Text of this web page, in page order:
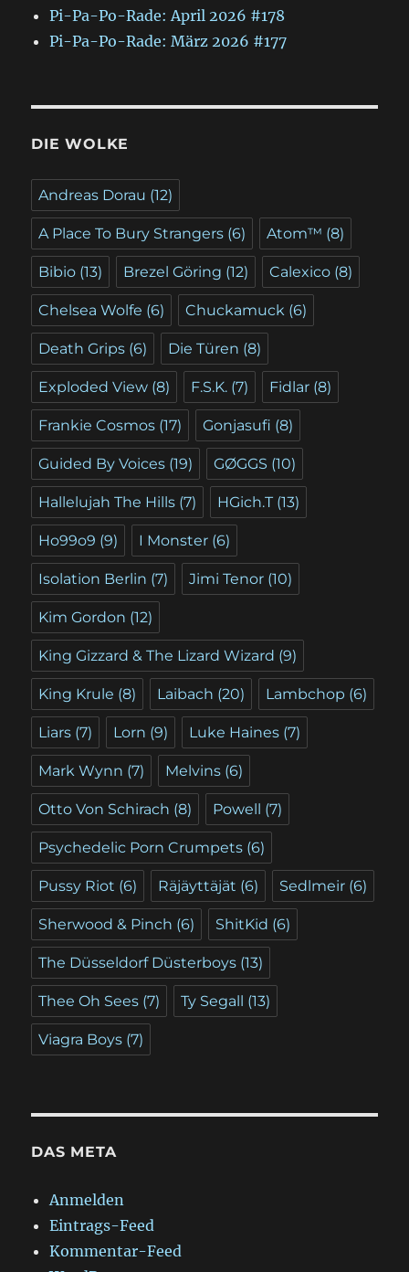
Pi-Pa-Po-Rade: April 2026 #178
Pi-Pa-Po-Rade: März 2026 #177
DIE WOLKE
Andreas Dorau (12)
A Place To Bury Strangers (6) Atom™ (8)
Bibio (13) Brezel Göring (12) Calexico (8)
Chelsea Wolfe (6) Chuckamuck (6)
Death Grips (6) Die Türen (8)
Exploded View (8) F.S.K. (7) Fidlar (8)
Frankie Cosmos (17) Gonjasufi (8)
Guided By Voices (19) GØGGS (10)
Hallelujah The Hills (7) HGich.T (13)
Ho99o9 (9) I Monster (6)
Isolation Berlin (7) Jimi Tenor (10)
Kim Gordon (12)
King Gizzard & The Lizard Wizard (9)
King Krule (8) Laibach (20) Lambchop (6)
Liars (7) Lorn (9) Luke Haines (7)
Mark Wynn (7) Melvins (6)
Otto Von Schirach (8) Powell (7)
Psychedelic Porn Crumpets (6)
Pussy Riot (6) Räjäyttäjät (6) Sedlmeir (6)
Sherwood & Pinch (6) ShitKid (6)
The Düsseldorf Düsterboys (13)
Thee Oh Sees (7) Ty Segall (13)
Viagra Boys (7)
DAS META
Anmelden
Eintrags-Feed
Kommentar-Feed